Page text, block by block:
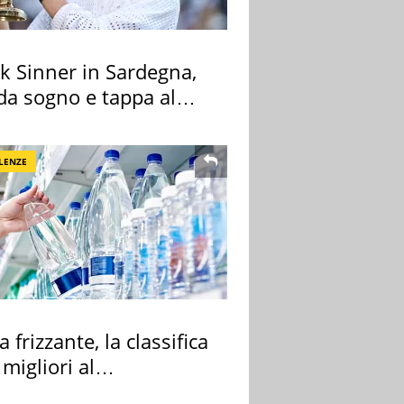
Sinner in Sardegna,
sogno e tappa al
frizzante, la classifica
al